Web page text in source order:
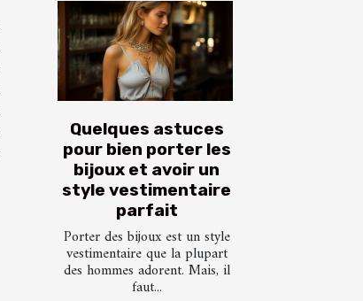
Quelques astuces
pour bien porter les
bijoux et avoir un
style vestimentaire
parfait
Porter des bijoux est un style
vestimentaire que la plupart
des hommes adorent. Mais, il
faut...